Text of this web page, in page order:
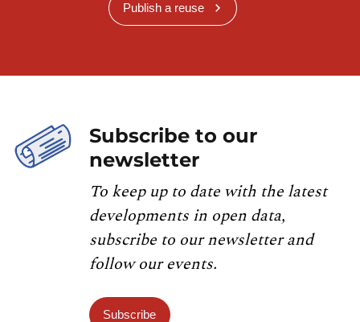
Publish a reuse
Subscribe to our
newsletter
To keep up to date with the latest
developments in open data,
subscribe to our newsletter and
follow our events.
Subscribe